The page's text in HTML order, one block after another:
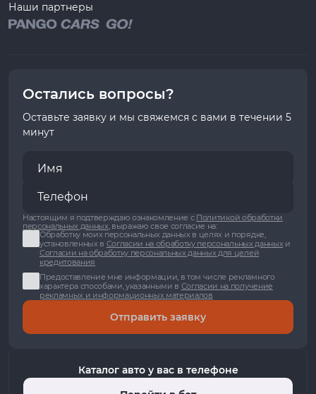
Наши партнеры
Остались вопросы?
Оставьте заявку и мы свяжемся с вами в течении 5
минут
Настоящим я подтверждаю ознакомление с Политикой обработки
персональных данных, выражаю свое согласие на:
Обработку моих персональных данных в целях и порядке,
установленных в Согласии на обработку персональных данныхи
Согласии на обработку персональных данных для целей
кредитования
Предоставление мне информации, в том числе рекламного
характера способами, указанными в Согласии на получение
рекламных и информационных материалов
Отправить заявку
Каталог авто у вас в телефоне